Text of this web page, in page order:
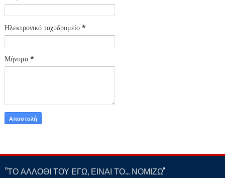
Ηλεκτρονικό ταχυδρομείο *
Μήνυμα *
‘’ΤΟ ΑΛΛΟΘΙ ΤΟΥ ΕΓΩ, ΕΙΝΑΙ ΤΟ… ΝΟΜΙΖΩ''